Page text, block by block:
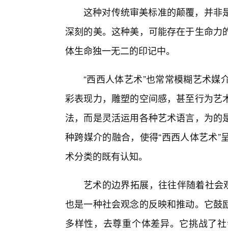
这种对传统审美标准的颠覆，并非
深刻的美。这种美，可能存在于生命
体生命独一无二的印记中。
“西西人体艺术”也常常模糊艺术
彩表现力，雕塑的空间感，甚至行为
法，而是灵活运用各种艺术语言，为
种跨媒介的融合，使得“西西人体艺术
术分类的既有认知。
艺术的边界拓展，往往伴随着社会
也是一种社会观念的反映和推动。它
多样性，去尊重个体差异。它挑战了